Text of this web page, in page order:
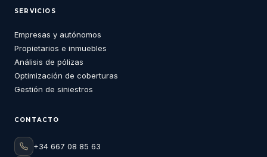
SERVICIOS
Empresas y autónomos
Propietarios e inmuebles
Análisis de pólizas
Optimización de coberturas
Gestión de siniestros
CONTACTO
+34 667 08 85 63